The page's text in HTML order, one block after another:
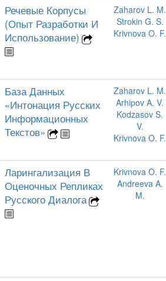
Речевые Корпусы
(Опыт Разработки И
Использование)
Zaharov L. M.
Strokin G. S.
Krivnova O. F.
База Данных
«Интонация Русских
Информационных
Текстов»
Zaharov L. M.
Arhipov A. V.
Kodzasov S.
V.
Krivnova O. F.
Ларингализация В
Оценочных Репликах
Русского Диалога
Krivnova O. F.
Andreeva A.
M.